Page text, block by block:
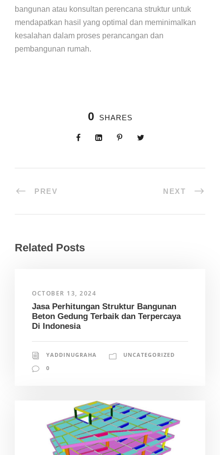
bangunan atau konsultan perencana struktur untuk
mendapatkan hasil yang optimal dan meminimalkan
kesalahan dalam proses perancangan dan
pembangunan rumah.
0 SHARES
PREV NEXT
Related Posts
OCTOBER 13, 2024
Jasa Perhitungan Struktur Bangunan
Beton Gedung Terbaik dan Terpercaya
Di Indonesia
YADDINUGRAHA
UNCATEGORIZED
0